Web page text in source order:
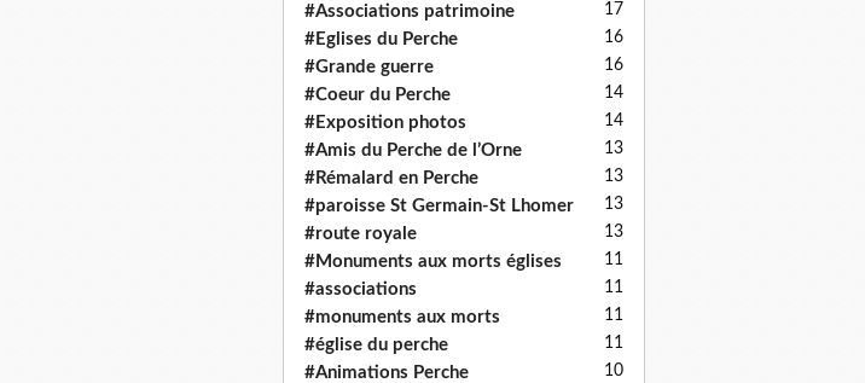
#Associations patrimoine 17
#Eglises du Perche 16
#Grande guerre 16
#Coeur du Perche 14
#Exposition photos 14
#Amis du Perche de l’Orne 13
#Rémalard en Perche 13
#paroisse St Germain-St Lhomer 13
#route royale 13
#Monuments aux morts églises 11
#associations 11
#monuments aux morts 11
#église du perche 11
#Animations Perche 10